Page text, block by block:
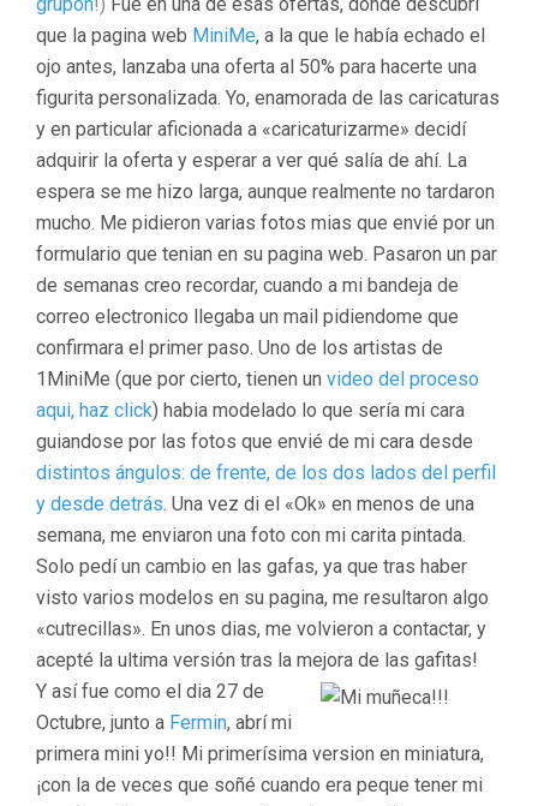
que la pagina web MiniMe, a la que le había echado el
ojo antes, lanzaba una oferta al 50% para hacerte una
figurita personalizada. Yo, enamorada de las caricaturas
y en particular aficionada a «caricaturizarme» decidí
adquirir la oferta y esperar a ver qué salía de ahí. La
espera se me hizo larga, aunque realmente no tardaron
mucho. Me pidieron varias fotos mias que envié por un
formulario que tenian en su pagina web. Pasaron un par
de semanas creo recordar, cuando a mi bandeja de
correo electronico llegaba un mail pidiendome que
confirmara el primer paso. Uno de los artistas de
1MiniMe (que por cierto, tienen un video del proceso
aqui, haz click) habia modelado lo que sería mi cara
guiandose por las fotos que envié de mi cara desde
distintos ángulos: de frente, de los dos lados del perfil
y desde detrás. Una vez di el «Ok» en menos de una
semana, me enviaron una foto con mi carita pintada.
Solo pedí un cambio en las gafas, ya que tras haber
visto varios modelos en su pagina, me resultaron algo
«cutrecillas». En unos dias, me volvieron a contactar, y
acepté la ultima versión tras la mejora de las gafitas!
Y así fue como el dia 27 de
Octubre, junto a Fermin, abrí mi
primera mini yo!! Mi primerísima version en miniatura,
¡con la de veces que soñé cuando era peque tener mi